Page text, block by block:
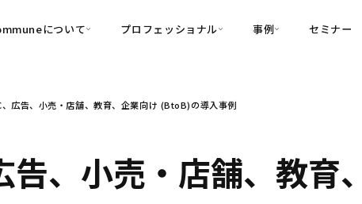
について
可視化
・Commune Voice ・Commune
を醸成する信頼起点経営基盤
プロフェッショナル
・Customer-Led Growth
事例 セミナー
、広告、小売・店舗、教育、企業向け (BtoB)の導入事例
告、小売・店舗、教育